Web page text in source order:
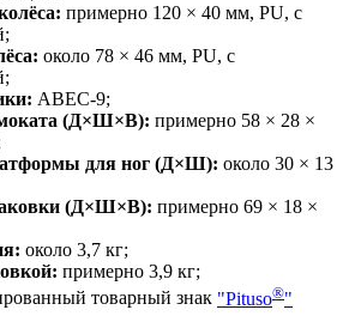
примерно 120 × 40 мм, PU, с
около 78 × 46 мм, PU, с
ABEC‑9;
(Д×Ш×В): примерно 58 × 28 ×
для ног (Д×Ш): около 30 × 13
(Д×Ш×В): примерно 69 × 18 ×
около 3,7 кг;
примерно 3,9 кг;
товарный знак "Pituso®"